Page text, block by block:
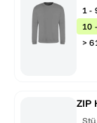
1 -
10
>
ZIP